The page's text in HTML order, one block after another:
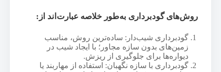
روش‌های گودبرداری به‌طور خلاصه عبارت‌اند از:
گودبرداری شیب‌دار: ساده‌ترین روش، مناسب
زمین‌های بدون سازه مجاور؛ با ایجاد شیب در
دیواره‌ها برای جلوگیری از ریزش.
گودبرداری با سازه نگهبان: استفاده از مهاربند یا